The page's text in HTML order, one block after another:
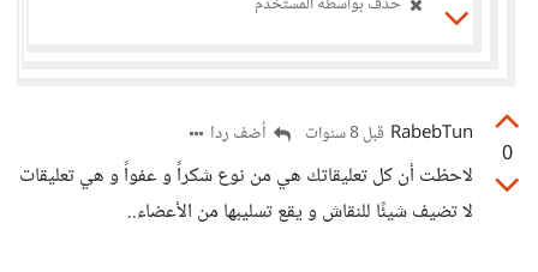
0
RabebTun قبل 8 سنوات أضف ردا
لاحظت أن كل تعليقاتك هي من نوع شكراً و عفواً و هي تعليقات
لا تضيف شيئًا للنقاش و يقع تسليبها من الأعضاء..